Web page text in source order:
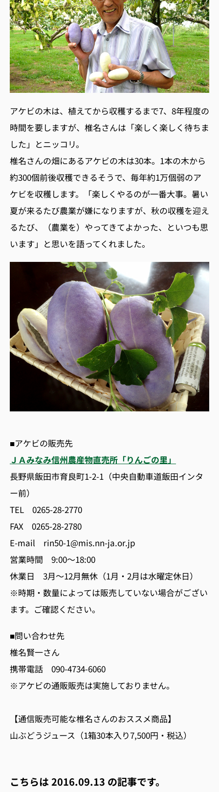
アケビの木は、植えてから収穫するまで7、8年程度の
時間を要しますが、椎名さんは「楽しく楽しく待ちま
した」とニッコリ。
椎名さんの畑にあるアケビの木は30本。1本の木から
約300個前後収穫できるそうで、毎年約1万個弱のア
ケビを収穫します。「楽しくやるのが一番大事。暑い
夏が来るたび農業が嫌になりますが、秋の収穫を迎え
るたび、（農業を）やってきてよかった、といつも思
います」と思いを語ってくれました。
■アケビの販売先
ＪＡみなみ信州農産物直売所「りんごの里」
長野県飯田市育良町1-2-1（中央自動車道飯田インタ
ー前）
TEL 0265-28-2770
FAX 0265-28-2780
E-mail rin50-1@mis.nn-ja.or.jp
営業時間 9:00〜18:00
休業日 3月〜12月無休（1月・2月は水曜定休日）
※時期・数量によっては販売していない場合がござい
ます。ご確認ください。
■問い合わせ先
椎名賢一さん
携帯電話 090-4734-6060
※アケビの通販販売は実施しておりません。
【通信販売可能な椎名さんのおススメ商品】
山ぶどうジュース（1箱30本入り7,500円・税込）
こちらは2016.09.13 の記事です。